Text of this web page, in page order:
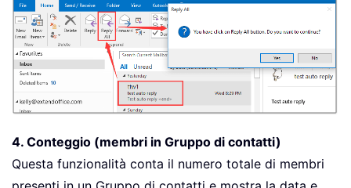
4. Conteggio (membri in Gruppo di contatti)
Questa funzionalità conta il numero totale di membri